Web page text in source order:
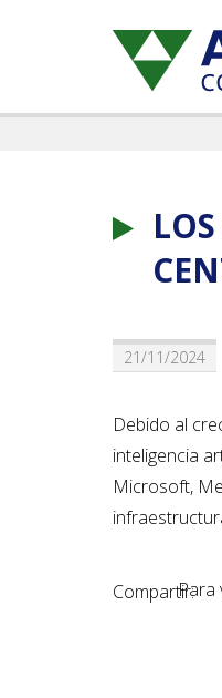
21/11/2024
Debido al
inteligencia
Microsoft,
Compartir:Para